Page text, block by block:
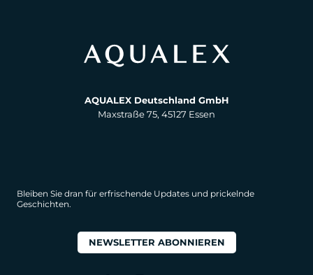
AQUALEX Deutschland GmbH
Maxstraße 75, 45127 Essen
Bleiben Sie dran für erfrischende Updates und prickelnde
Geschichten.
NEWSLETTER ABONNIEREN